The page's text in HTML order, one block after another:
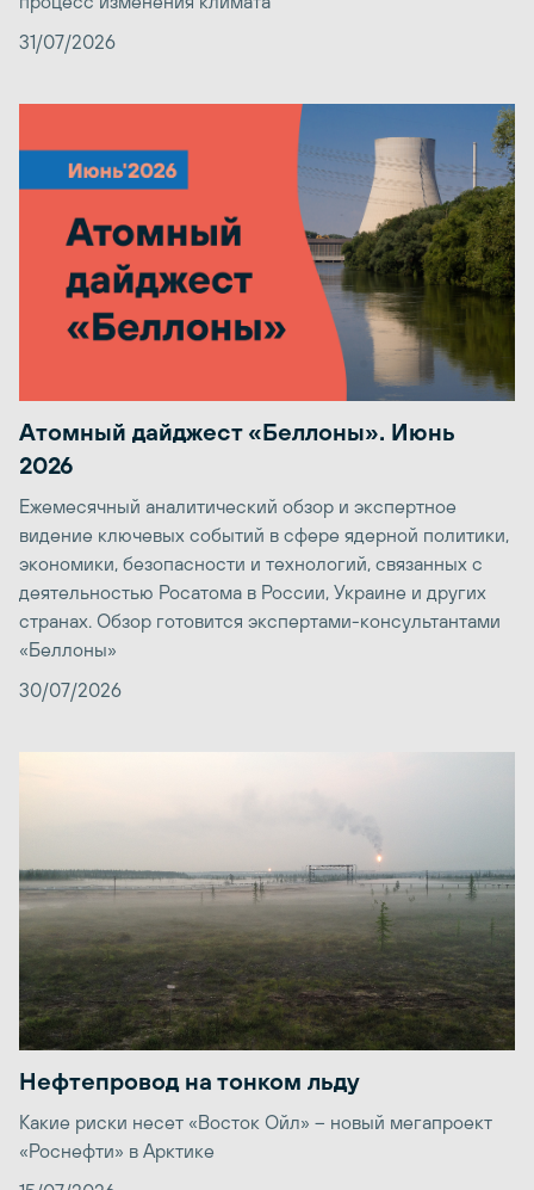
31/07/2026
Атомный дайджест «Беллоны». Июнь
2026
Ежемесячный аналитический обзор и экспертное
видение ключевых событий в сфере ядерной политики,
экономики, безопасности и технологий, связанных с
деятельностью Росатома в России, Украине и других
странах. Обзор готовится экспертами-консультантами
«Беллоны»
30/07/2026
Нефтепровод на тонком льду
Какие риски несет «Восток Ойл» – новый мегапроект
«Роснефти» в Арктике